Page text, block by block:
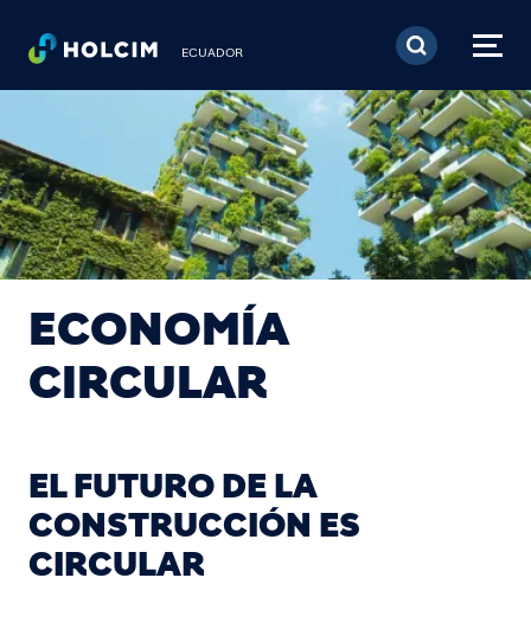
Pasar al contenido
ECUADOR
ECONOMÍA
CIRCULAR
EL FUTURO DE LA
CONSTRUCCIÓN ES
CIRCULAR